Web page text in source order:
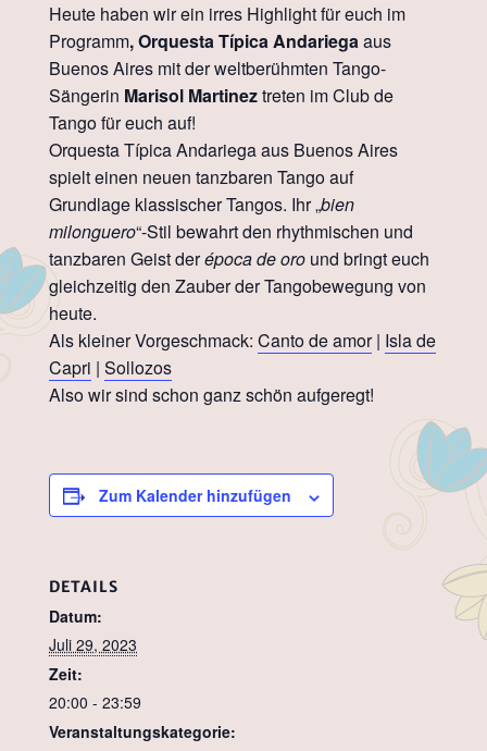
Heute haben wir ein irres Highlight für euch im
Programm,Orquesta Típica Andariegaaus
Buenos Aires mit der weltberühmten Tango-
Sängerin Marisol Martineztreten im Club de
Tango für euch auf!
Orquesta Típica Andariega aus Buenos Aires
spielt einen neuen tanzbaren Tango auf
Grundlage klassischer Tangos. Ihr „bien
milonguero“-Stil bewahrt den rhythmischen und
tanzbaren Geist derépoca de oro und bringt euch
gleichzeitig den Zauber der Tangobewegung von
heute.
Als kleiner Vorgeschmack: Canto de amor| Isla de
Capri | Sollozos
Also wir sind schon ganz schön aufgeregt!
Zum Kalender hinzufügen
DETAILS
Datum:
Juli 29, 2023
Zeit:
20:00 - 23:59
Veranstaltungskategorie: